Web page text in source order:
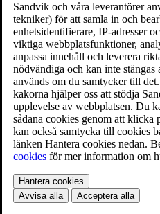
Sandvik och våra leverantörer
tekniker) för att samla in och
enhetsidentifierare, IP-adresser
viktiga webbplatsfunktioner,
anpassa innehåll och leverera
nödvändiga och kan inte stängas
används om du samtycker till
kakorna hjälper oss att stödja
upplevelse av webbplatsen. Du
sådana cookies genom att klicka
kan också samtycka till cookies
länken Hantera cookies nedan.
cookies för mer information om
Hantera cookies
Avvisa alla
Acceptera alla